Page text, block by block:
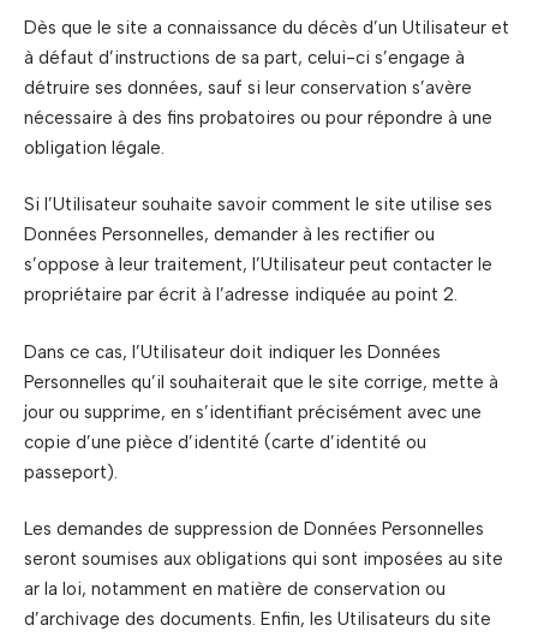
Dès que le site a connaissance du décès d’un Utilisateur et
à défaut d’instructions de sa part, celui-ci s’engage à
détruire ses données, sauf si leur conservation s’avère
nécessaire à des fins probatoires ou pour répondre à une
obligation légale.
Si l’Utilisateur souhaite savoir comment le site utilise ses
Données Personnelles, demander à les rectifier ou
s’oppose à leur traitement, l’Utilisateur peut contacter le
propriétaire par écrit à l’adresse indiquée au point 2.
Dans ce cas, l’Utilisateur doit indiquer les Données
Personnelles qu’il souhaiterait que le site corrige, mette à
jour ou supprime, en s’identifiant précisément avec une
copie d’une pièce d’identité (carte d’identité ou
passeport).
Les demandes de suppression de Données Personnelles
seront soumises aux obligations qui sont imposées au site
ar la loi, notamment en matière de conservation ou
d’archivage des documents. Enfin, les Utilisateurs du site